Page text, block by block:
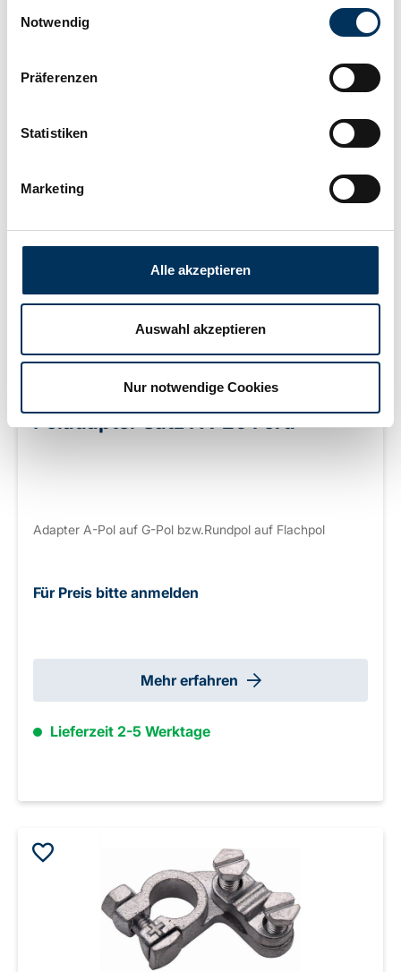
Notwendig
Präferenzen
Statistiken
Marketing
Alle akzeptieren
Auswahl akzeptieren
Nur notwendige Cookies
Poladapter Satz PA-20 Ford
Adapter A-Pol auf G-Pol bzw.Rundpol auf Flachpol
Für Preis bitte anmelden
Mehr erfahren
Lieferzeit 2-5 Werktage